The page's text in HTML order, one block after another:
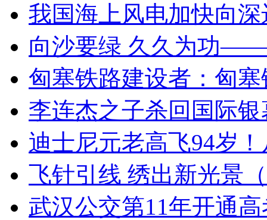
我国海上风电加快向
向沙要绿 久久为功
匈塞铁路建设者：匈
李连杰之子杀回国际
迪士尼元老高飞94岁
飞针引线 绣出新光景
武汉公交第11年开通